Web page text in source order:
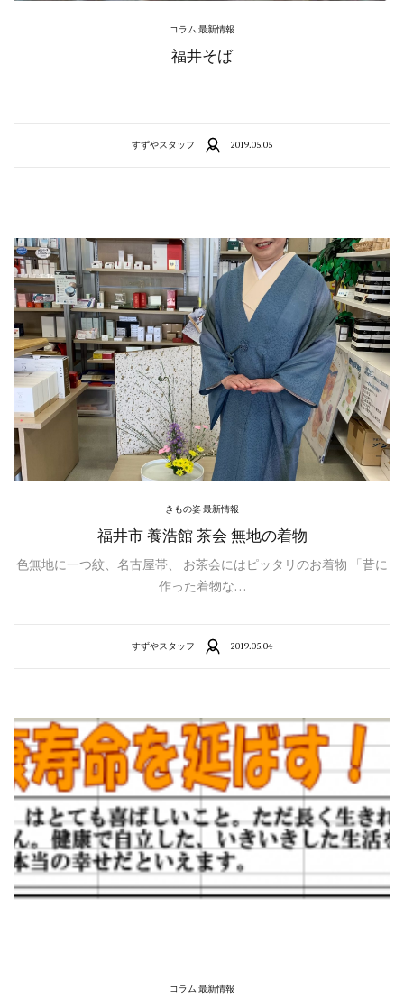
コラム 最新情報
福井そば
すずやスタッフ 2019.05.05
きもの姿 最新情報
福井市 養浩館 茶会 無地の着物
色無地に一つ紋、名古屋帯、 お茶会にはピッタリのお着物 「昔に
作った着物な…
すずやスタッフ 2019.05.04
コラム 最新情報